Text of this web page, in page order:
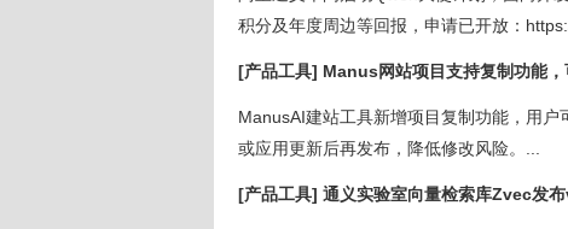
积分及年度周边等回报，申请已开放：
[产品工具] Manus网站项目支持复制功能，
ManusAI建站工具新增项目复制功能，用
或应用更新后再发布，降低修改风险。...
[产品工具] 通义实验室向量检索库Zvec发